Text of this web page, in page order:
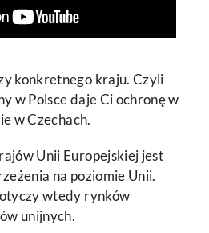
konkretnego kraju. Czyli
w Polsce daje Ci ochronę w
w Czechach.
Unii Europejskiej jest
na poziomie Unii.
wtedy rynków
unijnych.